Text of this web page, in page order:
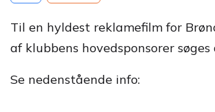
Til en hyldest reklamefilm for
af klubbens hovedsponsorer
Se nedenstående info: